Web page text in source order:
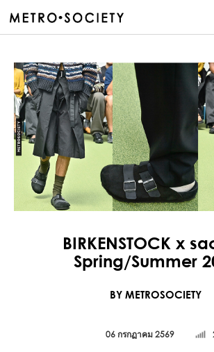
BIRKENSTOCK x
Spring/Summer
BY METROSOCIETY
06 กรกฏาคม 2569